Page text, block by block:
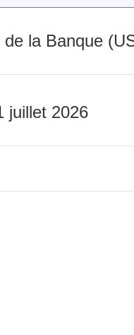
la Banque
juillet 2026